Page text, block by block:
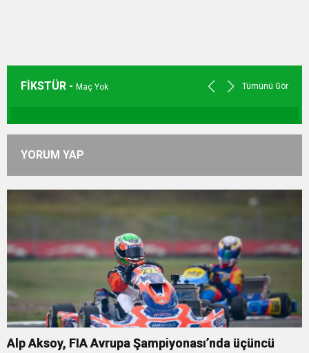
FİKSTÜR - Maç Yok Tümünü Gör
YORUM YAP
Alp Aksoy, FIA Avrupa Şampiyonası’nda üçüncü